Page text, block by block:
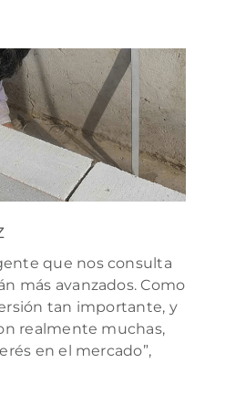
que nos consulta
más avanzados. Como
tan importante, y
realmente muchas,
en el mercado”,